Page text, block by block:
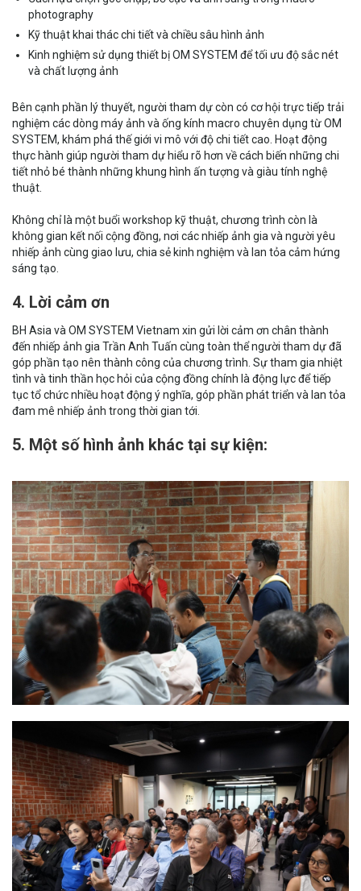
photography
Kỹ thuật khai thác chi tiết và chiều sâu hình ảnh
Kinh nghiệm sử dụng thiết bị OM SYSTEM để tối ưu độ sắc nét
và chất lượng ảnh
Bên cạnh phần lý thuyết, người tham dự còn có cơ hội trực tiếp trải
nghiệm các dòng máy ảnh và ống kính macro chuyên dụng từ OM
SYSTEM, khám phá thế giới vi mô với độ chi tiết cao. Hoạt động
thực hành giúp người tham dự hiểu rõ hơn về cách biến những chi
tiết nhỏ bé thành những khung hình ấn tượng và giàu tính nghệ
thuật.
Không chỉ là một buổi workshop kỹ thuật, chương trình còn là
không gian kết nối cộng đồng, nơi các nhiếp ảnh gia và người yêu
nhiếp ảnh cùng giao lưu, chia sẻ kinh nghiệm và lan tỏa cảm hứng
sáng tạo.
4. Lời cảm ơn
BH Asia và OM SYSTEM Vietnam xin gửi lời cảm ơn chân thành
đến nhiếp ảnh gia Trần Anh Tuấn cùng toàn thể người tham dự đã
góp phần tạo nên thành công của chương trình. Sự tham gia nhiệt
tình và tinh thần học hỏi của cộng đồng chính là động lực để tiếp
tục tổ chức nhiều hoạt động ý nghĩa, góp phần phát triển và lan tỏa
đam mê nhiếp ảnh trong thời gian tới.
5. Một số hình ảnh khác tại sự kiện: